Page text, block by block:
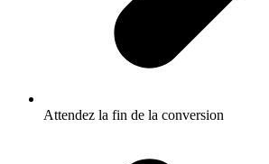
Attendez la fin de la conversion